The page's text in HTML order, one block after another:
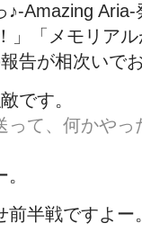
Amazing Aria-
」「メモリア
告が相次いで
です。
って、何かや
前半戦ですよー